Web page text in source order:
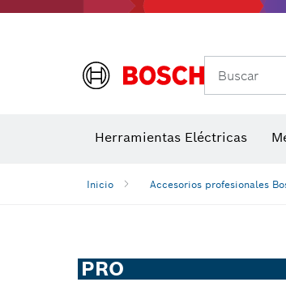
Buscar
Herramientas Eléctricas
Inicio Accesorios profesionales
PRO